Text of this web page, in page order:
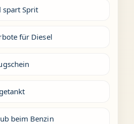
spart Sprit
für Diesel
beim Benzin